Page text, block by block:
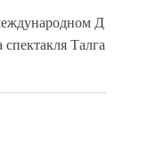
Д
Талга